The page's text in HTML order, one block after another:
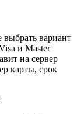
вариант
и Master
на сервер
карты, срок